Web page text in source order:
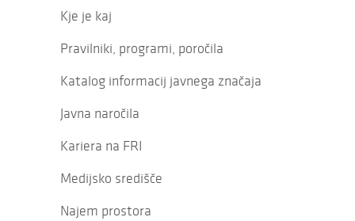
Kje je kaj
Pravilniki, programi, poročila
Katalog informacij javnega značaja
Javna naročila
Kariera na FRI
Medijsko središče
Najem prostora